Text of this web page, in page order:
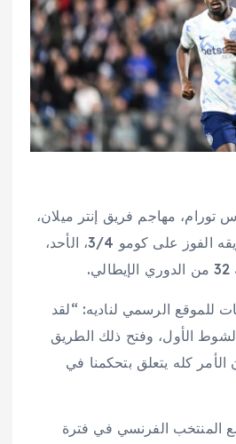
مهاجم فريق إنتر ميلان،
عن سعادته بتحقيق فريقه الفوز على كومو 3/4، الأحد،
للموقع الرسمي لناديه: “لقد
الأول، وفتح ذلك الطريق
كله يتعلق بتحكمنا في
المنتخب الفرنسي في فترة